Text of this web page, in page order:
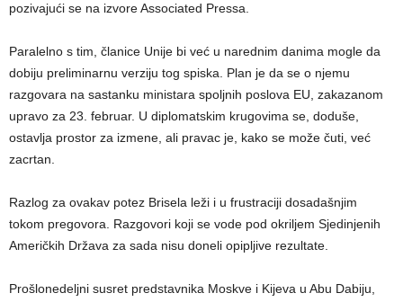
pozivajući se na izvore Associated Pressa.
Paralelno s tim, članice Unije bi već u narednim danima mogle da
dobiju preliminarnu verziju tog spiska. Plan je da se o njemu
razgovara na sastanku ministara spoljnih poslova EU, zakazanom
upravo za 23. februar. U diplomatskim krugovima se, doduše,
ostavlja prostor za izmene, ali pravac je, kako se može čuti, već
zacrtan.
Razlog za ovakav potez Brisela leži i u frustraciji dosadašnjim
tokom pregovora. Razgovori koji se vode pod okriljem Sjedinjenih
Američkih Država za sada nisu doneli opipljive rezultate.
Prošlonedeljni susret predstavnika Moskve i Kijeva u Abu Dabiju,